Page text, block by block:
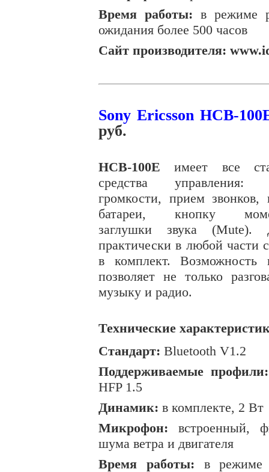
Время работы: в режиме
ожидания более 500 часов
Сайт производителя:
Sony Ericsson HCB-
руб.
HCB-100E
имеет все
средства управления:
громкости, прием звонков,
батареи, кнопку
заглушки звука (Mute).
практически в любой части
в комплект. Возможность
позволяет не только
музыку и радио.
Технические
Стандарт: Bluetooth V1.2
Поддерживаемые профили:
HFP 1.5
Динамик: в комплекте, 2 Вт
Микрофон: встроенный,
шума ветра и двигателя
Время работы: в режиме